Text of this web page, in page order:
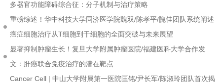
多器官功能障碍综合征：分子机制与治疗策略
重磅综述！华中科技大学同济医学院魏双/陈孝平/隗佳团队系统阐述
癌症细胞治疗从T细胞到干细胞的全面突破与未来展望
显著抑制肿瘤生长！复旦大学附属肿瘤医院/福建医科大学合作发
文：肝癌联合免疫治疗的潜在靶点
Cancer Cell | 中山大学附属第一医院匡铭/尹长军/陈淑玲团队首次揭